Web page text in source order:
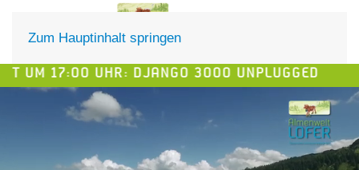
Zum Hauptinhalt springenDE
UHR: DJANGO 3000 UNPLUGGED